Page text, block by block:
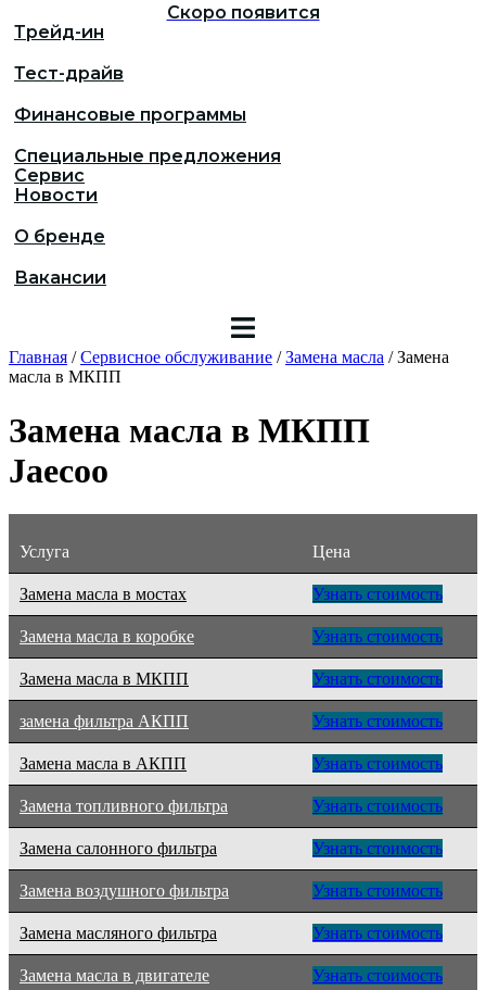
Скоро появится
Трейд-ин
Тест-драйв
Финансовые программы
Специальные предложения
Сервис
Новости
О бренде
Вакансии
Главная /Сервисное обслуживание /Замена масла /Замена
масла в МКПП
Замена масла в МКПП
Jaecoo
Услуга Цена
Замена масла в мостах Узнать стоимость
Замена масла в коробке Узнать стоимость
Замена масла в МКПП Узнать стоимость
замена фильтра АКПП Узнать стоимость
Замена масла в АКПП Узнать стоимость
Замена топливного фильтра Узнать стоимость
Замена салонного фильтра Узнать стоимость
Замена воздушного фильтра Узнать стоимость
Замена масляного фильтра Узнать стоимость
Замена масла в двигателе Узнать стоимость